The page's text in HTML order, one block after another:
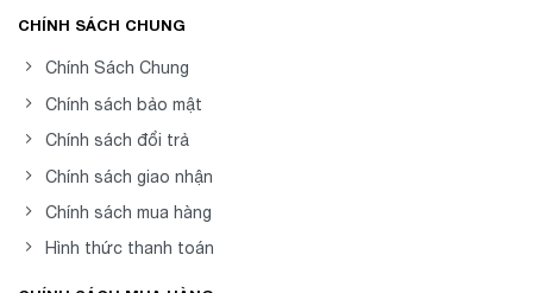
CHÍNH SÁCH CHUNG
Chính Sách Chung
Chính sách bảo mật
Chính sách đổi trả
Chính sách giao nhận
Chính sách mua hàng
Hình thức thanh toán